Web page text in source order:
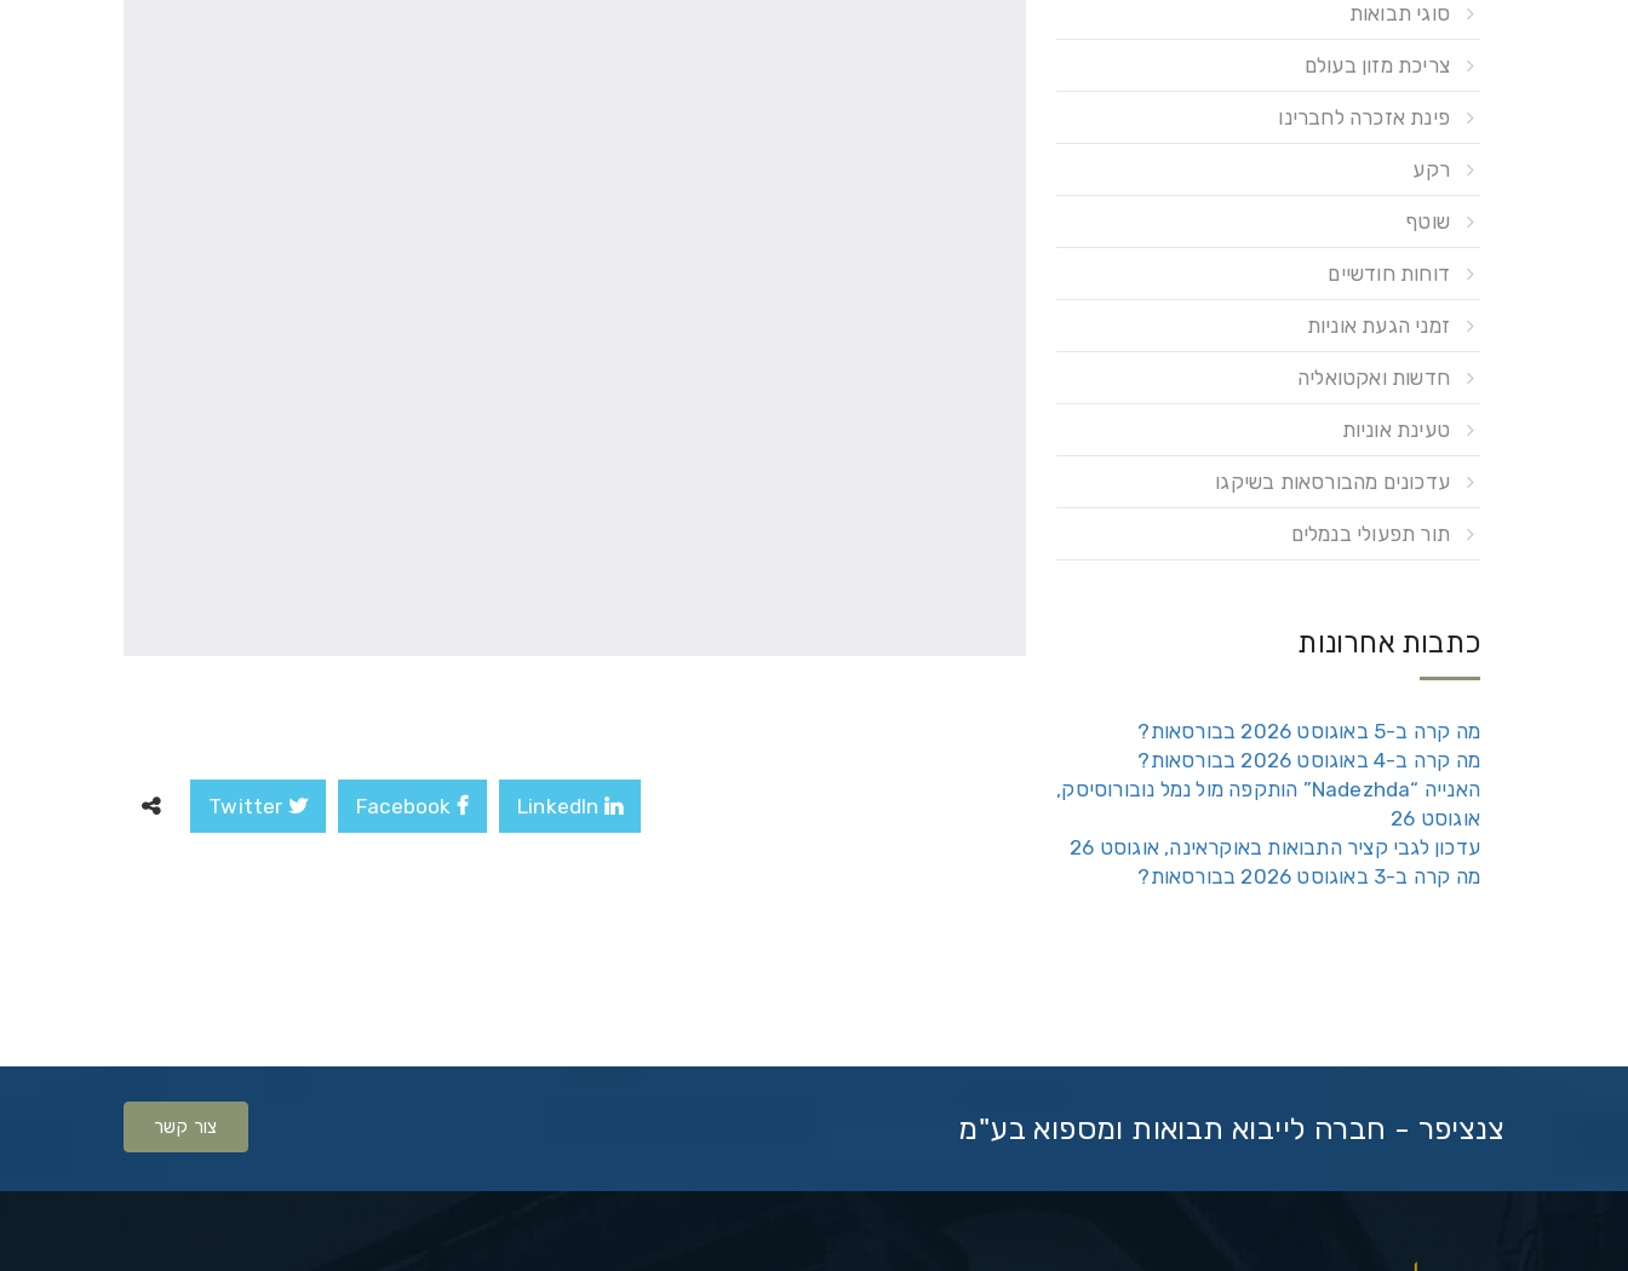
סוגי תבואות
צריכת מזון בעולם
פינת אזכרה לחברינו
רקע
שוטף
דוחות חודשיים
זמני הגעת אוניות
חדשות ואקטואליה
טעינת אוניות
עדכונים מהבורסאות בשיקגו
תור תפעולי בנמלים
כתבות אחרונות
מה קרה ב-5 באוגוסט 2026 בבורסאות?
מה קרה ב-4 באוגוסט 2026 בבורסאות?
האנייה “Nadezhda” הותקפה מול נמל נובורוסיסק,
אוגוסט 26
עדכון לגבי קציר התבואות באוקראינה, אוגוסט 26
מה קרה ב-3 באוגוסט 2026 בבורסאות?
צנציפר - חברה לייבוא תבואות ומספוא בע"מ צור קשר